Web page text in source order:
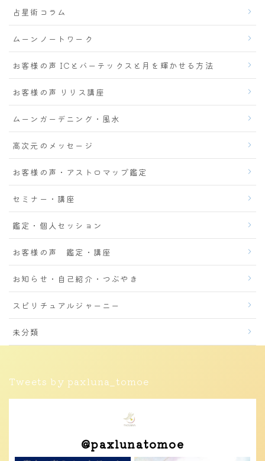
占星術コラム
ムーンノートワーク
お客様の声 ICとバーテックスと月を輝かせる方法
お客様の声 リリス講座
ムーンガーデニング・風水
高次元のメッセージ
お客様の声・アストロマップ鑑定
セミナー・講座
鑑定・個人セッション
お客様の声 鑑定・講座
お知らせ・自己紹介・つぶやき
スピリチュアルジャーニー
未分類
Tweets by paxluna_tomoe
@paxlunatomoe